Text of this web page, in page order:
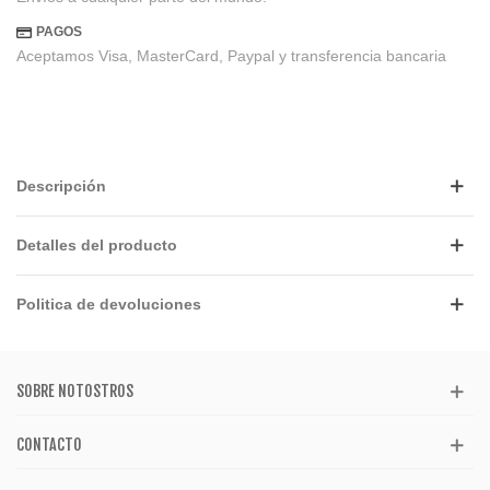
PAGOS
Aceptamos Visa, MasterCard, Paypal y transferencia bancaria
Descripción
Detalles del producto
Politica de devoluciones
SOBRE NOTOSTROS
CONTACTO